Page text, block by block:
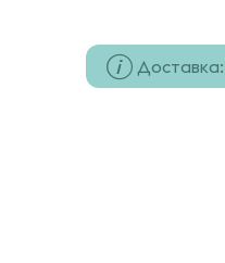
Доставка: